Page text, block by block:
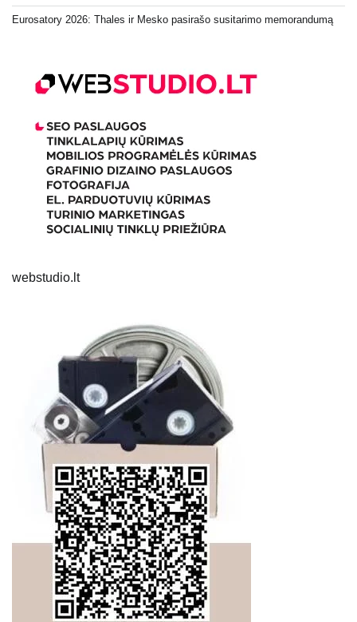
Eurosatory 2026: Thales ir Mesko pasirašo susitarimo memorandumą
webstudio.lt